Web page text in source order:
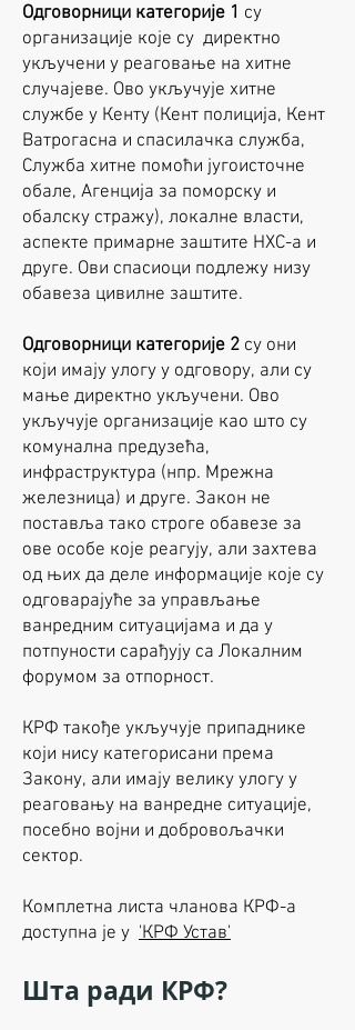
Одговорници категорије 1 су
организације које су директно
укључени у реаговање на хитне
случајеве. Ово укључује хитне
службе у Кенту (Кент полиција, Кент
Ватрогасна и спасилачка служба,
Служба хитне помоћи југоисточне
обале, Агенција за поморску и
обалску стражу), локалне власти,
аспекте примарне заштите НХС-а и
друге. Ови спасиоци подлежу низу
обавеза цивилне заштите.
Одговорници категорије 2 су они
који имају улогу у одговору, али су
мање директно укључени. Ово
укључује организације као што су
комунална предузећа,
инфраструктура (нпр. Мрежна
железница) и друге. Закон не
поставља тако строге обавезе за
ове особе које реагују, али захтева
од њих да деле информације које су
одговарајуће за управљање
ванредним ситуацијама и да у
потпуности сарађују са Локалним
форумом за отпорност.
КРФ такође укључује припаднике
који нису категорисани према
Закону, али имају велику улогу у
реаговању на ванредне ситуације,
посебно војни и добровољачки
сектор.
Комплетна листа чланова КРФ-а
доступна је у 'КРФ Устав'
Шта ради КРФ?